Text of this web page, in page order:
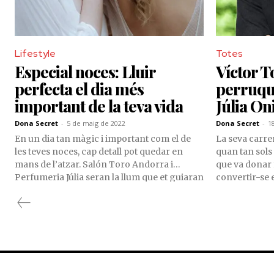
Lifestyle
Especial noces: Lluir
perfecta el dia més
important de la teva vida
Dona Secret - 5 de maig de 2022
En un dia tan màgic i important com el de
les teves noces, cap detall pot quedar en
mans de l’atzar. Salón Toro Andorra i
Perfumeria Júlia seran la llum que et guiaran
visquis la boda que sempre has somiat.
Totes
Víctor
Júlia
Dona Secret -
La seva
quan tan sols
que va
convertir-se